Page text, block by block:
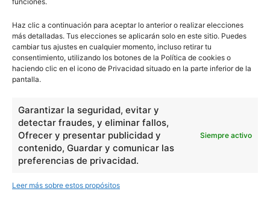
Haz clic a continuación para aceptar lo anterior o realizar elecciones
más detalladas. Tus elecciones se aplicarán solo en este sitio. Puedes
cambiar tus ajustes en cualquier momento, incluso retirar tu
consentimiento, utilizando los botones de la Política de cookies o
haciendo clic en el icono de Privacidad situado en la parte inferior de la
pantalla.
Garantizar la seguridad, evitar y
detectar fraudes, y eliminar fallos,
Ofrecer y presentar publicidad y
contenido, Guardar y comunicar las
preferencias de privacidad.
Siempre activo
Leer más sobre estos propósitos